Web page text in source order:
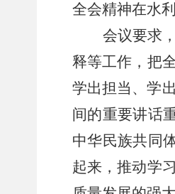
全会精神在水
会议要求，
释等工作，把
学出担当、学
间的重要讲话
中华民族共同
起来，推动学